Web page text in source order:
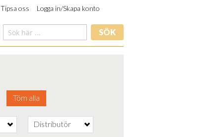
Tipsa oss Logga in/Skapa konto
SÖK
Töm alla
Distributör